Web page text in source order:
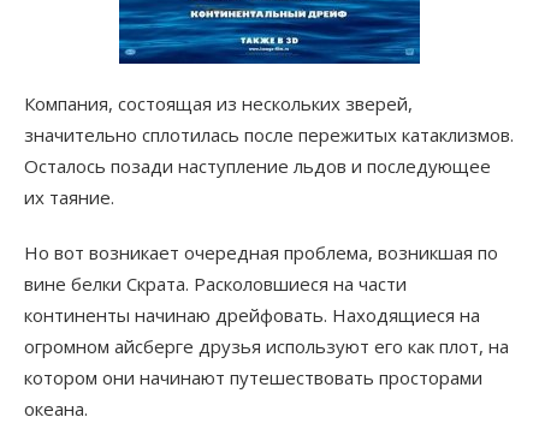
Компания, состоящая из нескольких зверей,
значительно сплотилась после пережитых катаклизмов.
Осталось позади наступление льдов и последующее
их таяние.
Но вот возникает очередная проблема, возникшая по
вине белки Скрата. Расколовшиеся на части
континенты начинаю дрейфовать. Находящиеся на
огромном айсберге друзья используют его как плот, на
котором они начинают путешествовать просторами
океана.